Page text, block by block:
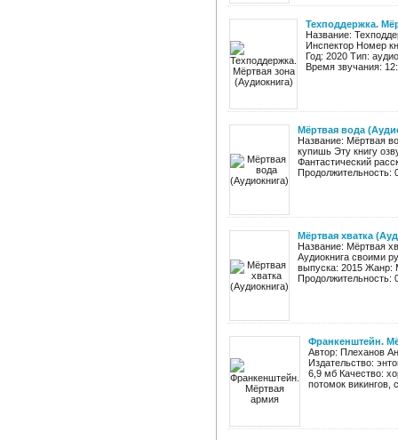
Техподдержка.
Название:
Инспектор Номер
Год: 2020 Тип:
Время звучания:
Мёртвая вода
Название: Мёртвая
купишь Эту книгу
Фантастический
Продолжительность:
Мёртвая хватка
Название: Мёртвая
Аудиокнига своими
выпуска: 2015 Жанр:
Продолжительность:
Франкенштейн.
Автор: Плеханов
Издательство:
6,9 мб Качество:
потомок